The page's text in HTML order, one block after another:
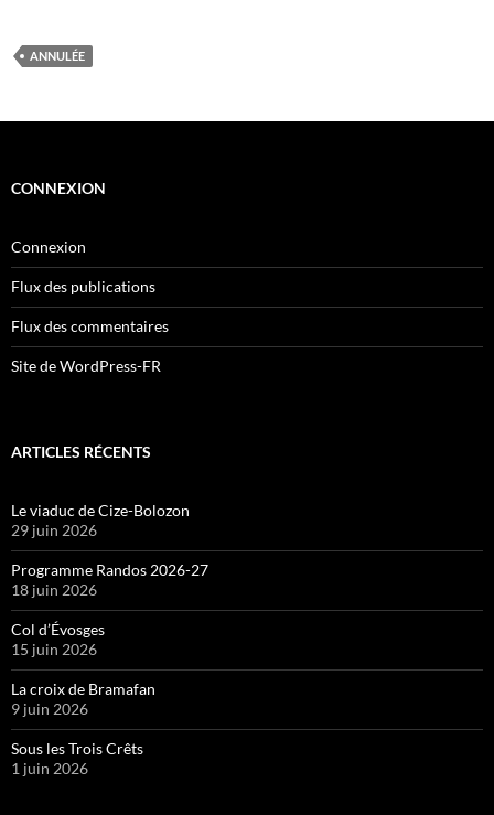
ANNULÉE
CONNEXION
Connexion
Flux des publications
Flux des commentaires
Site de WordPress-FR
ARTICLES RÉCENTS
Le viaduc de Cize-Bolozon
29 juin 2026
Programme Randos 2026-27
18 juin 2026
Col d’Évosges
15 juin 2026
La croix de Bramafan
9 juin 2026
Sous les Trois Crêts
1 juin 2026